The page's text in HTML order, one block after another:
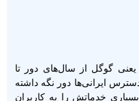
گوگل از سال‌های دور تا
ایرانی‌ها دور نگه داشته
خدماتش را به کاربران